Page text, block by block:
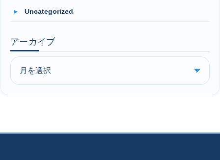
Uncategorized
アーカイブ